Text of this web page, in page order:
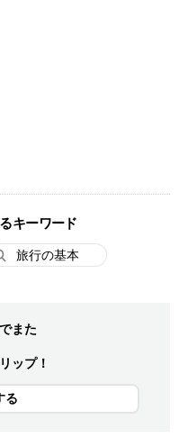
キーワード
旅行の基本
また
ップ！
る